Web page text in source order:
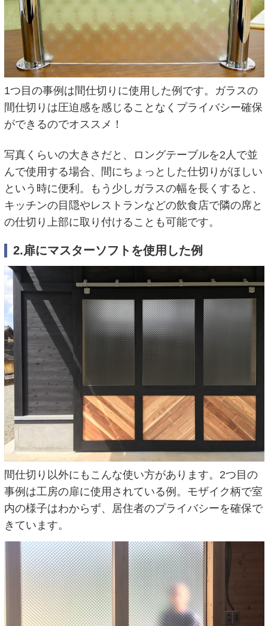
1つ目の事例は間仕切りに使用した例です。ガラスの
間仕切りは圧迫感を感じることなくプライバシー確保
ができるのでオススメ！
写真くらいの大きさだと、ロングテーブルを2人で並
んで使用する場合、間にちょっとした仕切りがほしい
という時に便利。もう少しガラスの幅を長くすると、
キッチンの目隠やレストランなどの飲食店で隣の席と
の仕切り上部に取り付けることも可能です。
2.扉にマスターソフトを使用した例
間仕切り以外にもこんな使い方があります。2つ目の
事例は工房の扉に使用されている例。モザイク柄で室
内の様子はわからず、居住者のプライバシーを確保で
きています。